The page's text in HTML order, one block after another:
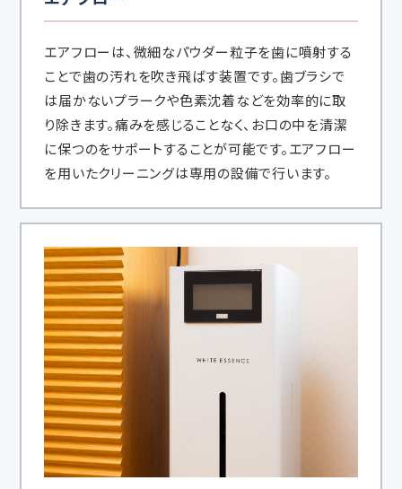
エアフローは、微細なパウダー粒子を歯に噴射する
ことで歯の汚れを吹き飛ばす装置です。歯ブラシで
は届かないプラークや色素沈着などを効率的に取
り除きます。痛みを感じることなく、お口の中を清潔
に保つのをサポートすることが可能です。エアフロー
を用いたクリーニングは専用の設備で行います。